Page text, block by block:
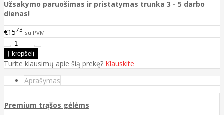
Užsakymo paruošimas ir pristatymas trunka 3 - 5 darbo
dienas!
€1573 su PVM
Turite klausimų apie šią prekę? Klauskite
Aprašymas
Premium trąšos gėlėms